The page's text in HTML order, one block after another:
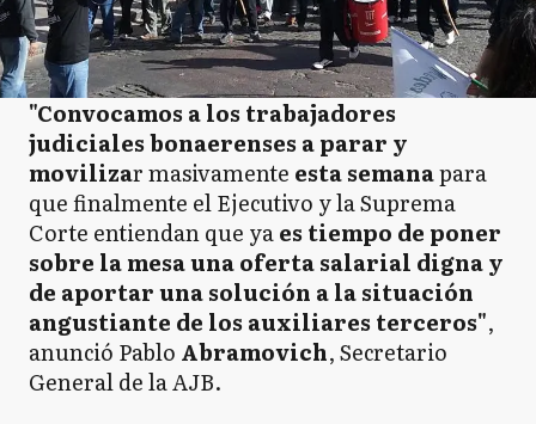
"Convocamos a los trabajadores
judiciales bonaerenses a parar y
movilizar masivamente esta semanapara
que finalmente el Ejecutivo y la Suprema
Corte entiendan que yaes tiempo de poner
sobre la mesa una oferta salarial digna y
de aportar una solución a la situación
angustiante de los auxiliares terceros",
anunció Pablo Abramovich, Secretario
General de la AJB.